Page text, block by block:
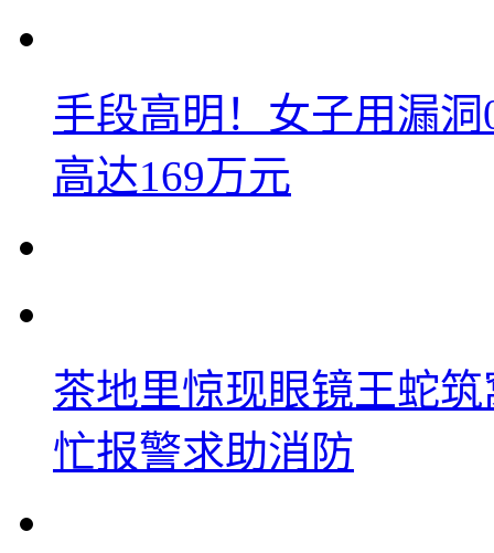
手段高明！女子用漏
高达169万元
茶地里惊现眼镜王蛇
忙报警求助消防